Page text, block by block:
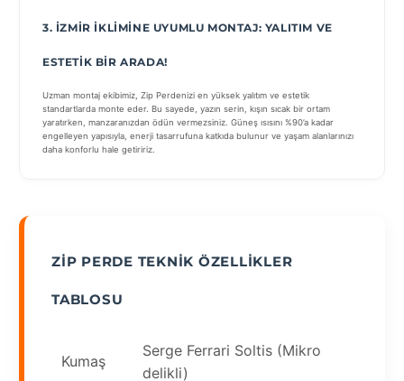
3. İZMIR İKLIMINE UYUMLU MONTAJ: YALITIM VE
ESTETIK BIR ARADA!
Uzman montaj ekibimiz, Zip Perdenizi en yüksek yalıtım ve estetik
standartlarda monte eder. Bu sayede, yazın serin, kışın sıcak bir ortam
yaratırken, manzaranızdan ödün vermezsiniz. Güneş ısısını %90’a kadar
engelleyen yapısıyla, enerji tasarrufuna katkıda bulunur ve yaşam alanlarınızı
daha konforlu hale getiririz.
ZIP PERDE TEKNIK ÖZELLIKLER
TABLOSU
Kumaş
Serge Ferrari Soltis (Mikro
delikli)